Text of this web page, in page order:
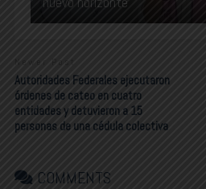
Newer Post
Autoridades Federales ejecutaron
órdenes de cateo en cuatro
entidades y detuvieron a 15
personas de una cédula colectiva
COMMENTS